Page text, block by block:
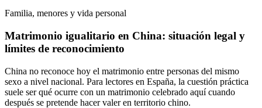
Familia, menores y vida personal
Matrimonio igualitario en China: situación legal y
límites de reconocimiento
China no reconoce hoy el matrimonio entre personas del mismo
sexo a nivel nacional. Para lectores en España, la cuestión práctica
suele ser qué ocurre con un matrimonio celebrado aquí cuando
después se pretende hacer valer en territorio chino.